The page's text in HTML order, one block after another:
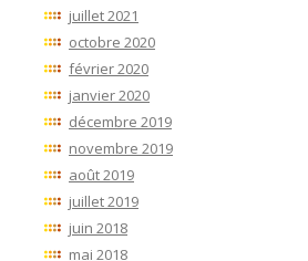
juillet 2021
octobre 2020
février 2020
janvier 2020
décembre 2019
novembre 2019
août 2019
juillet 2019
juin 2018
mai 2018